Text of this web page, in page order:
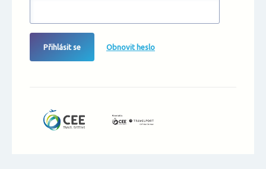
Přihlásit se Obnovit heslo